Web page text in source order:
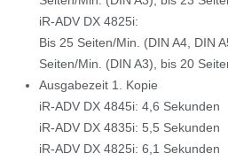
iR-ADV DX 4825i:
Bis 25 Seiten/Min. (DIN A4, DIN
Seiten/Min. (DIN A3), bis 20
Ausgabezeit 1. Kopie
iR-ADV DX 4845i: 4,6 Sekunden
iR-ADV DX 4835i: 5,5 Sekunden
iR-ADV DX 4825i: 6,1 Sekunden